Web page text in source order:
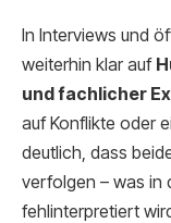
In Interviews und
weiterhin klar auf
und fachlicher
auf Konflikte oder
deutlich, dass
verfolgen – was in
fehlinterpretiert